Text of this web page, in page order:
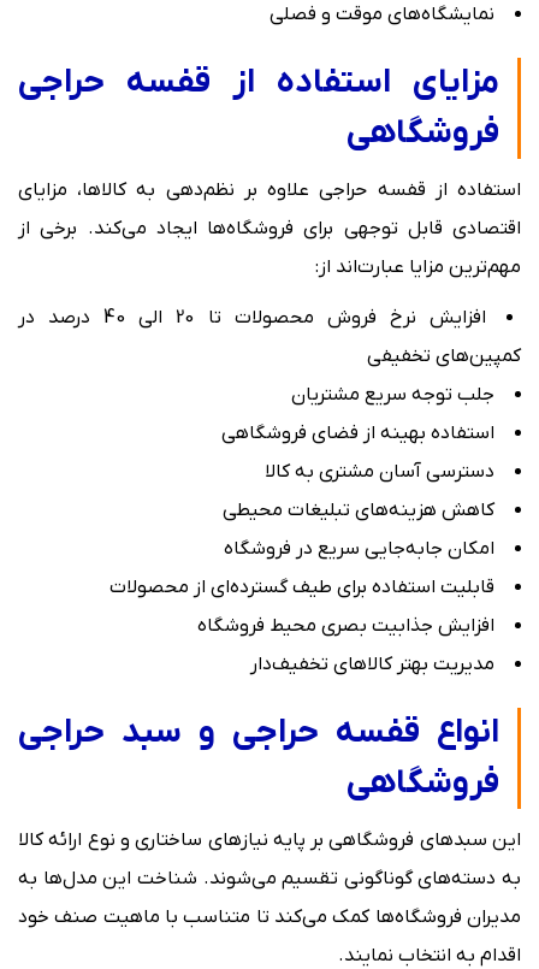
نمایشگاه‌های موقت و فصلی
مزایای استفاده از قفسه حراجی
فروشگاهی
استفاده از قفسه حراجی علاوه بر نظم‌دهی به کالاها، مزایای
اقتصادی قابل توجهی برای فروشگاه‌ها ایجاد می‌کند. برخی از
مهم‌ترین مزایا عبارت‌اند از:
افزایش نرخ فروش محصولات تا 20 الی 40 درصد در
کمپین‌های تخفیفی
جلب توجه سریع مشتریان
استفاده بهینه از فضای فروشگاهی
دسترسی آسان مشتری به کالا
کاهش هزینه‌های تبلیغات محیطی
امکان جابه‌جایی سریع در فروشگاه
قابلیت استفاده برای طیف گسترده‌ای از محصولات
افزایش جذابیت بصری محیط فروشگاه
مدیریت بهتر کالاهای تخفیف‌دار
انواع قفسه حراجی و سبد حراجی
فروشگاهی
این سبدهای فروشگاهی بر پایه نیازهای ساختاری و نوع ارائه کالا
به دسته‌های گوناگونی تقسیم می‌شوند. شناخت این مدل‌ها به
مدیران فروشگاه‌ها کمک می‌کند تا متناسب با ماهیت صنف خود
اقدام به انتخاب نمایند.